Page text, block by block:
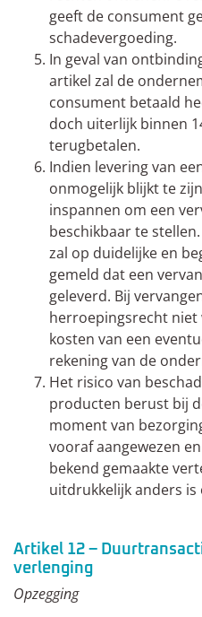
geeft de consument
schadevergoeding.
In geval van
artikel zal de
consument betaald
doch uiterlijk binnen
terugbetalen.
Indien levering van
onmogelijk blijkt te
inspannen om een
beschikbaar te
zal op duidelijke en
gemeld dat een
geleverd. Bij
herroepingsrecht
kosten van een
rekening van de
Het risico van
producten berust bij
moment van
vooraf aangewezen
bekend gemaakte
uitdrukkelijk anders is
Artikel 12 –
verlenging
Opzegging